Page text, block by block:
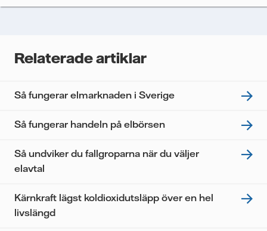
analysera deras prestanda, inklusive
tredje part, och du kan när som helst återkalla ditt
personuppgifter.
Jag samtycker till att Vattenfall behandlar mina
nyhetsbrevet.*
Relaterade artiklar
Så fungerar elmarknaden i Sverige
Så fungerar handeln på elbörsen
Så undviker du fallgroparna när du väljer
elavtal
Kärnkraft lägst koldioxidutsläpp över en hel
livslängd